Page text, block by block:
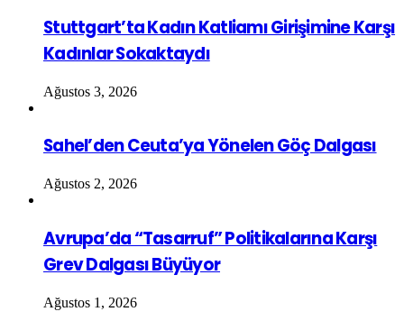
Stuttgart’ta Kadın Katliamı Girişimine Karşı
Kadınlar Sokaktaydı
Ağustos 3, 2026
Sahel’den Ceuta’ya Yönelen Göç Dalgası
Ağustos 2, 2026
Avrupa’da “Tasarruf” Politikalarına Karşı
Grev Dalgası Büyüyor
Ağustos 1, 2026